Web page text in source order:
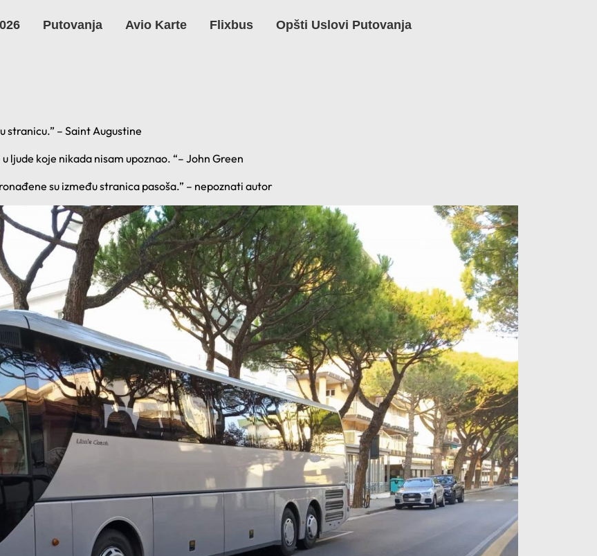
Putovanja Avio Karte Flixbus Opšti Uslovi Putovanja
stranicu.” – Saint Augustine
ljude koje nikada nisam upoznao. “– John Green
su između stranica pasoša.” – nepoznati autor